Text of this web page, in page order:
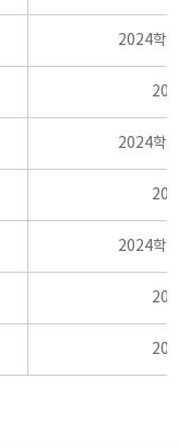
2024학
2024학
2024학